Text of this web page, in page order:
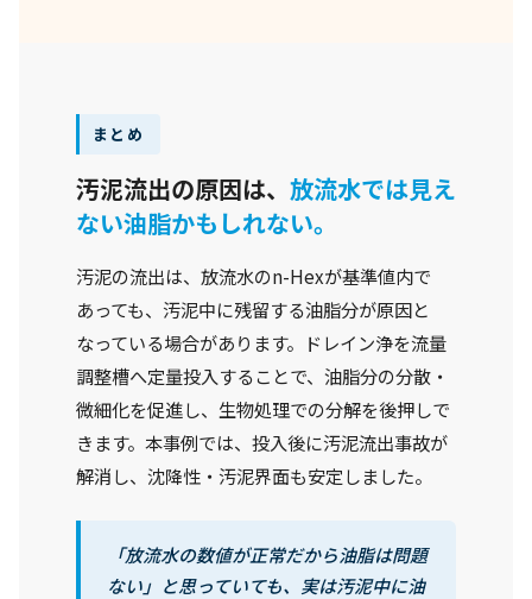
まとめ
汚泥流出の原因は、 放流水では見え
ない油脂かもしれない。
汚泥の流出は、放流水のn-Hexが基準値内で
あっても、汚泥中に残留する油脂分が原因と
なっている場合があります。ドレイン浄を流量
調整槽へ定量投入することで、油脂分の分散・
微細化を促進し、生物処理での分解を後押しで
きます。本事例では、投入後に汚泥流出事故が
解消し、沈降性・汚泥界面も安定しました。
「放流水の数値が正常だから油脂は問題
ない」と思っていても、実は汚泥中に油